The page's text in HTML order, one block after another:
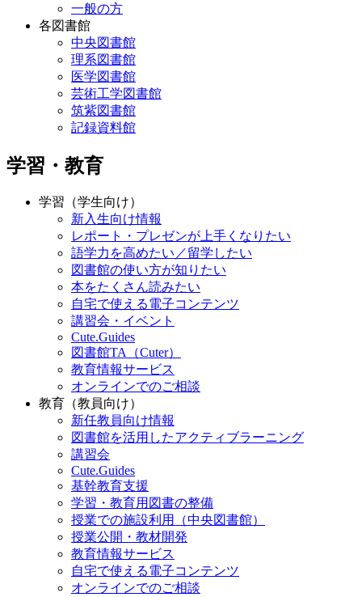
一般の方
各図書館
中央図書館
理系図書館
医学図書館
芸術工学図書館
筑紫図書館
記録資料館
学習・教育
学習（学生向け）
新入生向け情報
レポート・プレゼンが上手くなりたい
語学力を高めたい／留学したい
図書館の使い方が知りたい
本をたくさん読みたい
自宅で使える電子コンテンツ
講習会・イベント
Cute.Guides
図書館TA（Cuter）
教育情報サービス
オンラインでのご相談
教育（教員向け）
新任教員向け情報
図書館を活用したアクティブラーニング
講習会
Cute.Guides
基幹教育支援
学習・教育用図書の整備
授業での施設利用（中央図書館）
授業公開・教材開発
教育情報サービス
自宅で使える電子コンテンツ
オンラインでのご相談